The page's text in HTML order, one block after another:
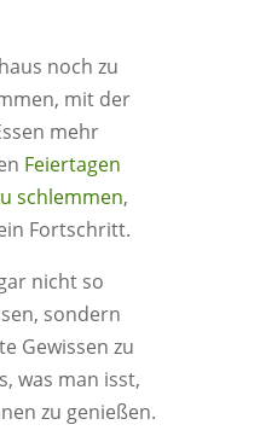
noch zu
mit der
mehr
Feiertagen
schlemmen,
Fortschritt.
nicht so
sondern
Gewissen zu
was man isst,
zu genießen.